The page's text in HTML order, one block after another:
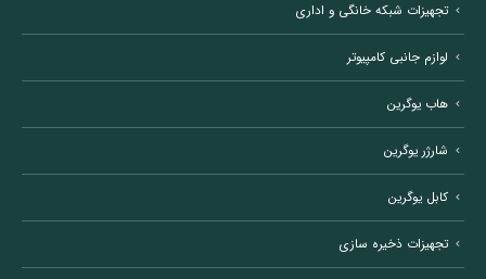
تجهیزات شبکه خانگی و اداری
لوازم جانبی کامپیوتر
هاب یوگرین
شارژر یوگرین
کابل یوگرین
تجهیزات ذخیره سازی